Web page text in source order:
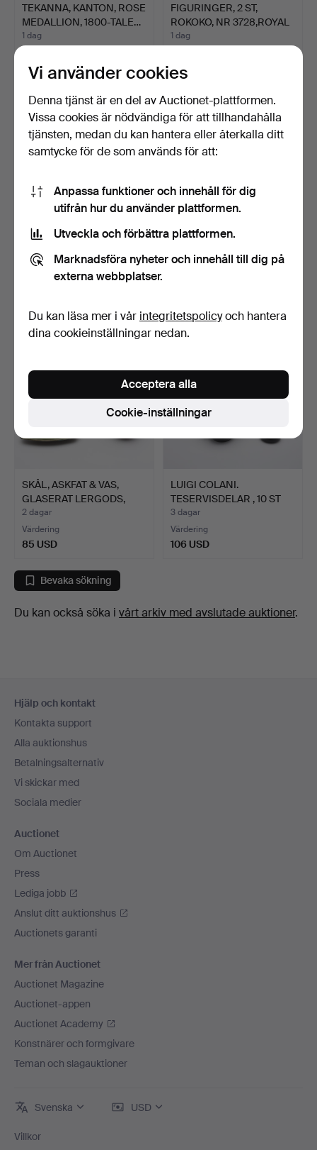
TEKANNA, KANTON, ROSE
MEDALLION, 1800-TALE…
1 dag
64 USD
FIGURINGER, 2 ST,
ROKOKO, NR 3728,ROYAL
DU…
1 dag
53 USD
DELAR, GLASERAT
LERGO…
VAS, GLASERAT &
SKÅL, ASKFAT & VAS,
GLASERAT LERGODS,
MOOR…
2 dagar
Värdering
85 USD
LUIGI COLANI.
TESERVISDELAR , 10 ST
DELAR,…
3 dagar
Värdering
106 USD
Bevaka sökning
Du kan också söka i vårt arkiv med avslutade auktioner.
Hjälp och kontakt
Kontakta support
Alla auktionshus
Betalningsalternativ
Vi skickar med
Sociala medier
Auctionet
Om Auctionet
Press
Lediga jobb
Anslut ditt auktionshus
Auctionets garanti
Mer från Auctionet
Auctionet Magazine
Auctionet-appen
Auctionet Academy
Konstnärer och formgivare
Teman och slagauktioner
Svenska USD
Villkor
Vi använder cookies
Denna tjänst är en del av Auctionet-plattformen.
Vissa cookies är nödvändiga för att tillhandahålla
tjänsten, medan du kan hantera eller återkalla ditt
samtycke för de som används för att:
Anpassa funktioner och innehåll för dig
utifrån hur du använder plattformen.
Utveckla och förbättra plattformen.
Marknadsföra nyheter och innehåll till dig på
externa webbplatser.
Du kan läsa mer i vår integritetspolicyoch hantera
dina cookieinställningar nedan.
Cookie-inställningar
Acceptera alla